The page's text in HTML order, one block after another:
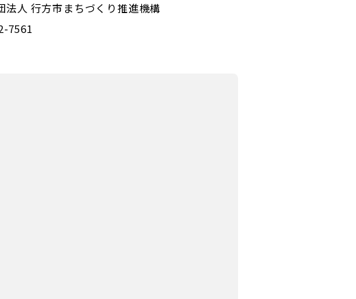
法人 行方市まちづくり推進機構
7561